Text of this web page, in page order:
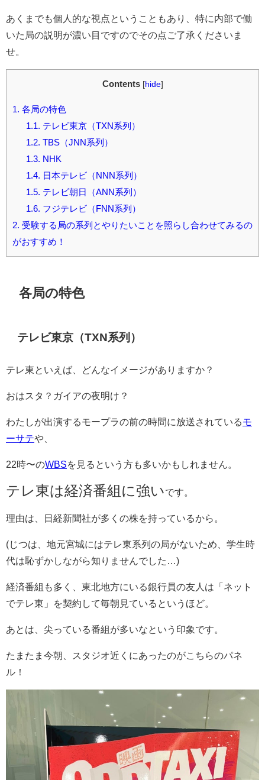
あくまでも個人的な視点ということもあり、特に内部で働
いた局の説明が濃い目ですのでその点ご了承くださいま
せ。
Contents [hide]
1. 各局の特色
1.1. テレビ東京（TXN系列）
1.2. TBS（JNN系列）
1.3. NHK
1.4. 日本テレビ（NNN系列）
1.5. テレビ朝日（ANN系列）
1.6. フジテレビ（FNN系列）
2. 受験する局の系列とやりたいことを照らし合わせてみるの
がおすすめ！
各局の特色
テレビ東京（TXN系列）
テレ東といえば、どんなイメージがありますか？
おはスタ？ガイアの夜明け？
わたしが出演するモープラの前の時間に放送されているモ
ーサテや、
22時〜のWBSを見るという方も多いかもしれません。
テレ東は経済番組に強いです。
理由は、日経新聞社が多くの株を持っているから。
(じつは、地元宮城にはテレ東系列の局がないため、学生時
代は恥ずかしながら知りませんでした…)
経済番組も多く、東北地方にいる銀行員の友人は「ネット
でテレ東」を契約して毎朝見ているというほど。
あとは、尖っている番組が多いなという印象です。
たまたま今朝、スタジオ近くにあったのがこちらのパネ
ル！